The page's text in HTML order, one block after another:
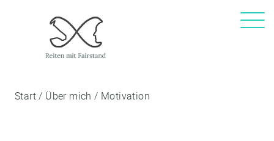
Start/ Über mich / Motivation